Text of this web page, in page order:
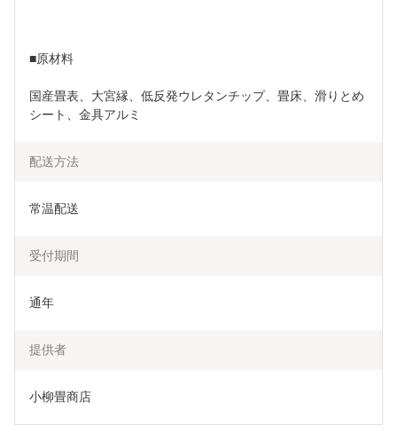
■原材料
国産畳表、大宮縁、低反発ウレタンチップ、畳床、滑りとめ
シート、金具アルミ
配送方法
常温配送
受付期間
通年
提供者
小柳畳商店